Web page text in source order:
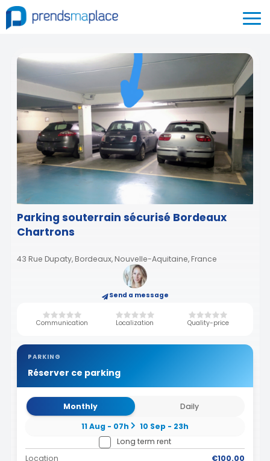
Parking souterrain sécurisé Bordeaux
Chartrons
43 Rue Dupaty, Bordeaux, Nouvelle-Aquitaine, France
Send a message
Communication Localization Quality-price
PARKING
Réserver ce parking
Monthly
Daily
11 Aug - 07h
10 Sep - 23h
Long term rent
Location
€100.00